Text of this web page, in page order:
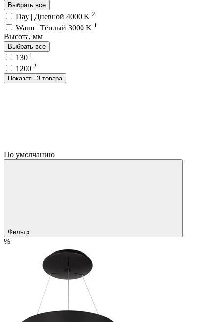
Выбрать все
Day | Дневной 4000 K 2
Warm | Тёплый 3000 K 1
Высота, мм
Выбрать все
130 1
1200 2
Показать 3 товара
По умолчанию
Фильтр
%